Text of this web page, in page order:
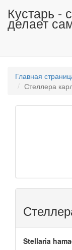
Кустарь -
делает
Главная
Стеллера
Stellaria